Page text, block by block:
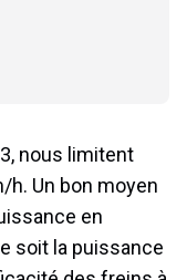
nous limitent
Un bon moyen
en
soit la puissance
des freins à